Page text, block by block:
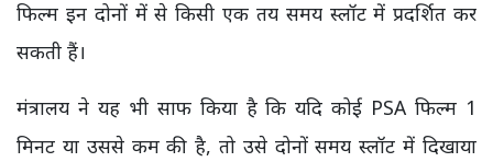
फिल्म इन दोनों में से किसी एक तय समय स्लॉट में प्रदर्शित कर
सकती हैं।
मंत्रालय ने यह भी साफ किया है कि यदि कोई PSA फिल्म 1
मिनट या उससे कम की है, तो उसे दोनों समय स्लॉट में दिखाया